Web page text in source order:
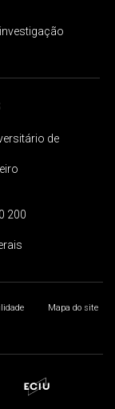
de
200
Mapa do site